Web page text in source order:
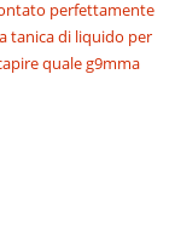
perfettamente
tanica di liquido per
quale g9mma